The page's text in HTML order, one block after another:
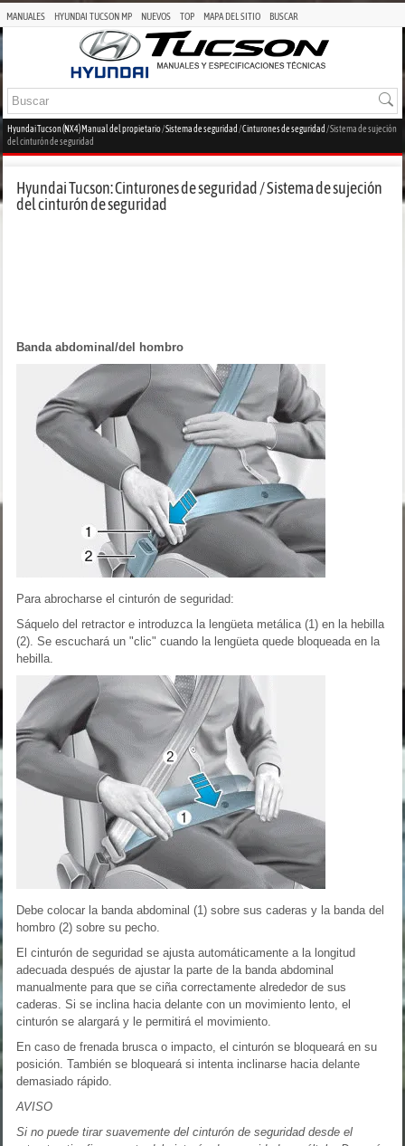
MANUALES HYUNDAI TUCSON MP NUEVOS TOP MAPA DEL SITIO BUSCAR
Hyundai Tucson (NX4) Manual del propietario/Sistema de seguridad /Cinturones de seguridad / Sistema de sujeción
del cinturón de seguridad
Hyundai Tucson: Cinturones de seguridad / Sistema de sujeción
del cinturón de seguridad
Banda abdominal/del hombro
Para abrocharse el cinturón de seguridad:
Sáquelo del retractor e introduzca la lengüeta metálica (1) en la hebilla
(2). Se escuchará un "clic" cuando la lengüeta quede bloqueada en la
hebilla.
Debe colocar la banda abdominal (1) sobre sus caderas y la banda del
hombro (2) sobre su pecho.
El cinturón de seguridad se ajusta automáticamente a la longitud
adecuada después de ajustar la parte de la banda abdominal
manualmente para que se ciña correctamente alrededor de sus
caderas. Si se inclina hacia delante con un movimiento lento, el
cinturón se alargará y le permitirá el movimiento.
En caso de frenada brusca o impacto, el cinturón se bloqueará en su
posición. También se bloqueará si intenta inclinarse hacia delante
demasiado rápido.
AVISO
Si no puede tirar suavemente del cinturón de seguridad desde el